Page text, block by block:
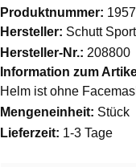
Produktnummer:
Hersteller: Schutt
Hersteller-Nr.: 208800
Information zum
Helm ist ohne
Mengeneinheit: Stück
Lieferzeit: 1-3 Tage